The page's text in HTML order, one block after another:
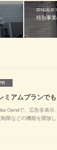
2018.06.30
特別事
ミアムプランで
Owndで、広告非表
限などの機能を開放し